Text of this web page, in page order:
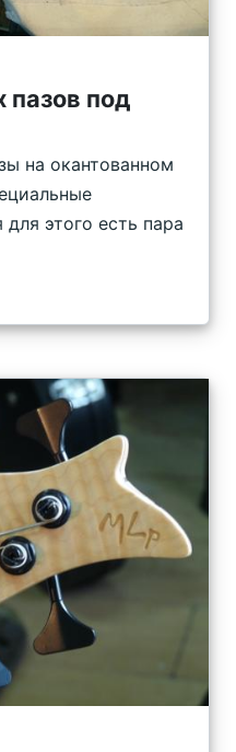
пазов под
на окантованном
этого есть пара